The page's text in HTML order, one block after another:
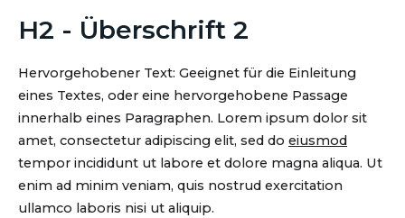
H2 - Überschrift 2
Hervorgehobener Text: Geeignet für die Einleitung
eines Textes, oder eine hervorgehobene Passage
innerhalb eines Paragraphen. Lorem ipsum dolor sit
amet, consectetur adipiscing elit, sed do eiusmod
tempor incididunt ut labore et dolore magna aliqua. Ut
enim ad minim veniam, quis nostrud exercitation
ullamco laboris nisi ut aliquip.